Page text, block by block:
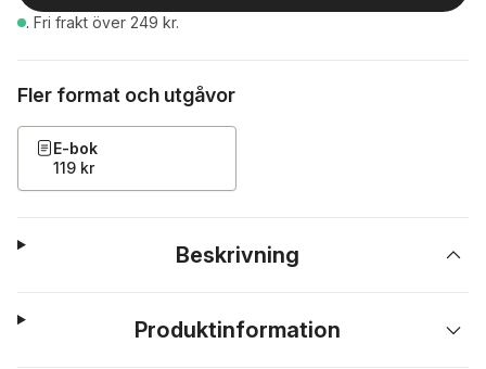
. Fri frakt över 249 kr.
Fler format och utgåvor
E-bok
119 kr
Beskrivning
Produktinformation